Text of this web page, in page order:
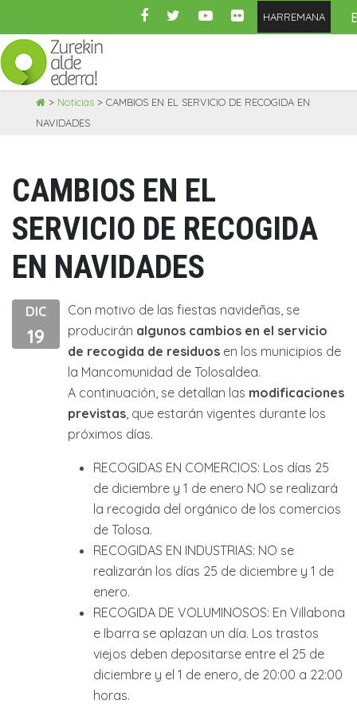
HARREMANA
> Noticias > CAMBIOS EN EL SERVICIO DE RECOGIDA EN
NAVIDADES
CAMBIOS EN EL
SERVICIO DE RECOGIDA
EN NAVIDADES
DIC
19
Con motivo de las fiestas navideñas, se
producirán algunos cambios en el servicio
de recogida de residuos en los municipios de
la Mancomunidad de Tolosaldea.
A continuación, se detallan las modificaciones
previstas, que estarán vigentes durante los
próximos días.
RECOGIDAS EN COMERCIOS: Los días 25
de diciembre y 1 de enero NO se realizará
la recogida del orgánico de los comercios
de Tolosa.
RECOGIDAS EN INDUSTRIAS: NO se
realizarán los días 25 de diciembre y 1 de
enero.
RECOGIDA DE VOLUMINOSOS: En Villabona
e Ibarra se aplazan un día. Los trastos
viejos deben depositarse entre el 25 de
diciembre y el 1 de enero, de 20:00 a 22:00
horas.